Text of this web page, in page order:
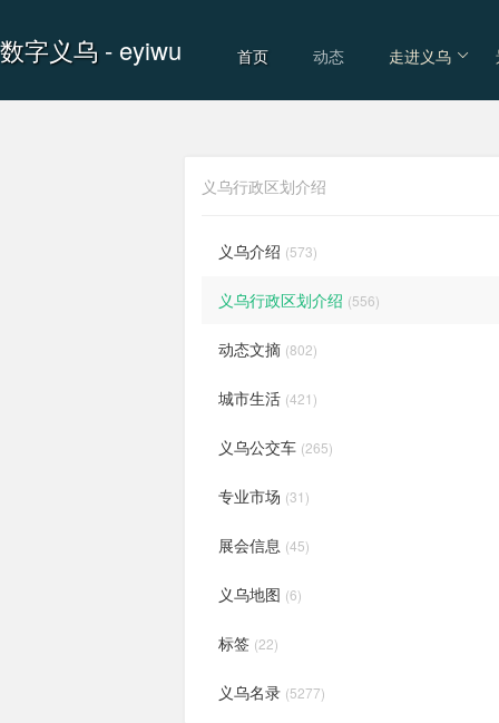
数字义乌 - eyiwu 首页 动态 走进义乌
义乌行政区划介绍
义乌介绍 (573)
义乌行政区划介绍 (556)
动态文摘 (802)
城市生活 (421)
义乌公交车 (265)
专业市场 (31)
展会信息 (45)
义乌地图 (6)
标签 (22)
义乌名录 (5277)